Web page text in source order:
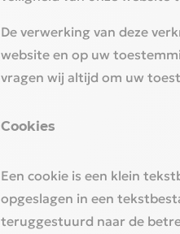
‎De verwerking van deze
website en op uw
vragen wij altijd om uw
‎Cookies‎
‎Een cookie is een klein
opgeslagen in een
teruggestuurd naar de